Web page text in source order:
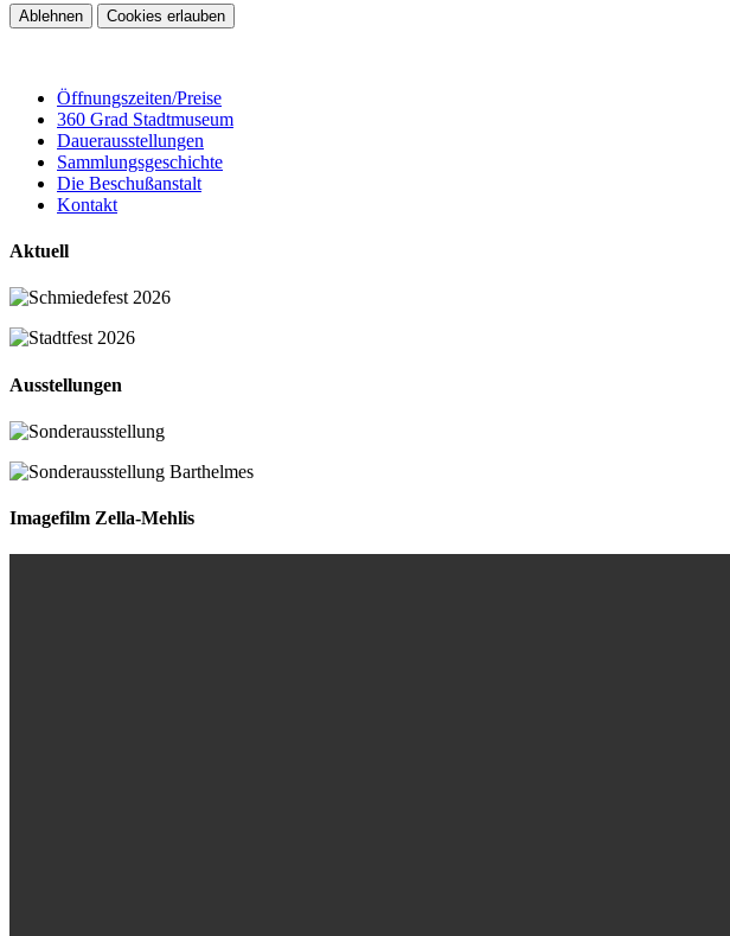
Ablehnen Cookies erlauben
Öffnungszeiten/Preise
360 Grad Stadtmuseum
Dauerausstellungen
Sammlungsgeschichte
Die Beschußanstalt
Kontakt
Aktuell
Ausstellungen
Imagefilm Zella-Mehlis